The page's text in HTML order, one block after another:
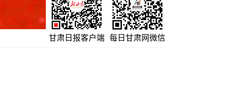
甘肃日报客户端 每日甘肃网微信